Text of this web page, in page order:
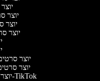
יוצר
יוצר
יוצר
יוצר
יוצר
יוצר סרטונים ל-TikTok